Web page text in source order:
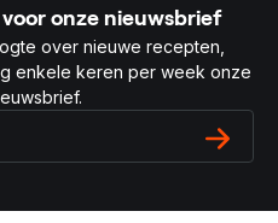
onze nieuwsbrief
over nieuwe recepten,
enkele keren per week onze